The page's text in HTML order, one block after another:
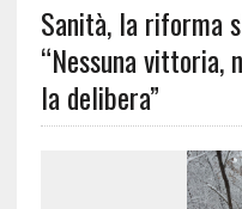
Sanità, la riforma
“Nessuna vittoria,
la delibera”